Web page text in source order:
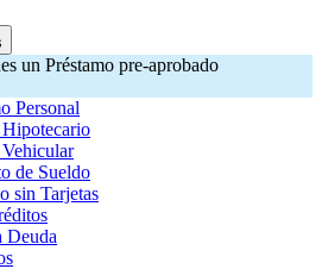
un Préstamo pre-aprobado
Personal
de Sueldo
sin Tarjetas
Deuda